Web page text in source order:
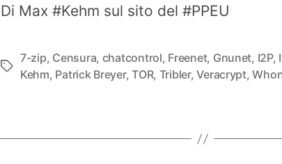
Di Max #Kehm sul sito del #PPEU
Tag
7-zip, Censura, chatcontrol, Freenet, Gnunet, I2P,
Kehm, Patrick Breyer,TOR, Tribler,Veracrypt,